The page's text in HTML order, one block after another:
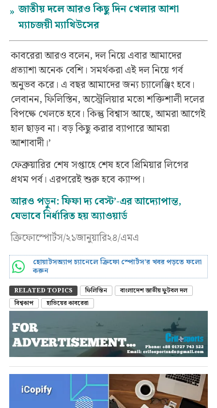
» জাতীয় দলে আরও কিছু দিন খেলার আশা
ম্যাচজয়ী ম্যাথিউসের
কাবরেরা আরও বলেন, দল নিয়ে এবার আমাদের
প্রত্যাশা অনেক বেশি। সমর্থকরা এই দল নিয়ে গর্ব
অনুভব করে। এ বছর আমাদের জন্য চ্যালেঞ্জিং হবে।
লেবানন, ফিলিস্তিন, অস্ট্রেলিয়ার মতো শক্তিশালী দলের
বিপক্ষে খেলতে হবে। কিন্তু বিশ্বাস আছে, আমরা আগেই
হাল ছাড়ব না। বড় কিছু করার ব্যাপারে আমরা
আশাবাদী।’
ফেব্রুয়ারির শেষ সপ্তাহে শেষ হবে প্রিমিয়ার লিগের
প্রথম পর্ব। এরপরেই শুরু হবে ক্যাম্প।
আরও পড়ুন:ফিফা দ্য বেস্ট’-এর আদ্যোপান্ত,
যেভাবে নির্ধারিত হয় অ্যাওয়ার্ড
ক্রিফোস্পোর্টস/২১জানুয়ারি২৪/এমএ
হোয়াটসঅ্যাপ চ্যানেলে ক্রিফো স্পোর্টস’র খবর পড়তে ফলো
করুন
RELATED TOPICS ফিলিস্তিন
বাংলাদেশ জাতীয় ফুটবল দল
বিশ্বকাপ
হাভিয়ের কাবরেরা